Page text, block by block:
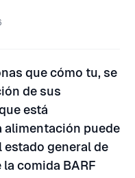
que cómo tu, se
de sus
está
alimentación puede
estado general de
comida BARF